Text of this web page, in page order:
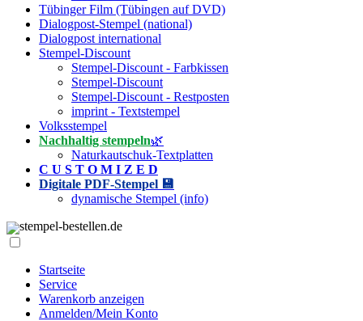
Tübinger Film (Tübingen auf DVD)
Dialogpost-Stempel (national)
Dialogpost international
Stempel-Discount
Stempel-Discount - Farbkissen
Stempel-Discount
Stempel-Discount - Restposten
imprint - Textstempel
Volksstempel
Nachhaltig stempeln🌿
Naturkautschuk-Textplatten
C U S T O M I Z E D
Digitale PDF-Stempel 💾
dynamische Stempel (info)
stempel-bestellen.de
Startseite
Service
Warenkorb anzeigen
Anmelden/Mein Konto